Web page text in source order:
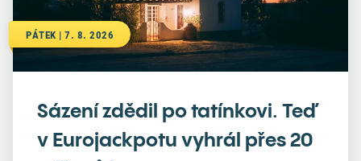
PÁTEK | 7. 8. 2026
Sázení zdědil po tatínkovi. Teď
v Eurojackpotu vyhrál přes 20